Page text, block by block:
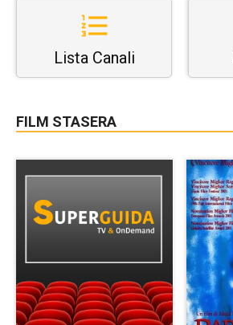
Lista Canali
FILM STASERA